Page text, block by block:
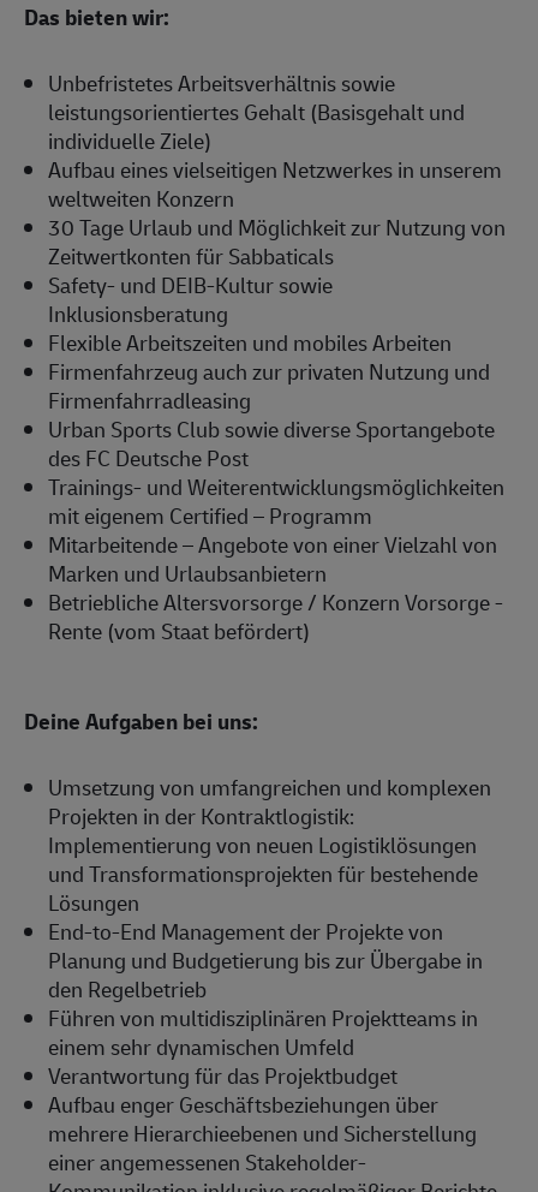
Das bieten wir:
Unbefristetes Arbeitsverhältnis sowie
leistungsorientiertes Gehalt (Basisgehalt und
individuelle Ziele)
Aufbau eines vielseitigen Netzwerkes in unserem
weltweiten Konzern
30 Tage Urlaub und Möglichkeit zur Nutzung von
Zeitwertkonten für Sabbaticals
Safety- und DEIB-Kultur sowie
Inklusionsberatung
Flexible Arbeitszeiten und mobiles Arbeiten
Firmenfahrzeug auch zur privaten Nutzung und
Firmenfahrradleasing
Urban Sports Club sowie diverse Sportangebote
des FC Deutsche Post
Trainings- und Weiterentwicklungsmöglichkeiten
mit eigenem Certified – Programm
Mitarbeitende – Angebote von einer Vielzahl von
Marken und Urlaubsanbietern
Betriebliche Altersvorsorge / Konzern Vorsorge -
Rente (vom Staat befördert)
Deine Aufgaben bei uns:
Umsetzung von umfangreichen und komplexen
Projekten in der Kontraktlogistik:
Implementierung von neuen Logistiklösungen
und Transformationsprojekten für bestehende
Lösungen
End-to-End Management der Projekte von
Planung und Budgetierung bis zur Übergabe in
den Regelbetrieb
Führen von multidisziplinären Projektteams in
einem sehr dynamischen Umfeld
Verantwortung für das Projektbudget
Aufbau enger Geschäftsbeziehungen über
mehrere Hierarchieebenen und Sicherstellung
einer angemessenen Stakeholder-